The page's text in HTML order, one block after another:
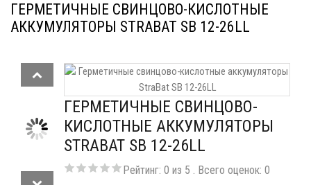
ГЕРМЕТИЧНЫЕ СВИНЦОВО-КИСЛОТНЫЕ
АККУМУЛЯТОРЫ STRABAT SB 12-26LL
ГЕРМЕТИЧНЫЕ СВИНЦОВО-
КИСЛОТНЫЕ АККУМУЛЯТОРЫ
STRABAT SB 12-26LL
Рейтинг:0 из 5 . Всего оценок:0